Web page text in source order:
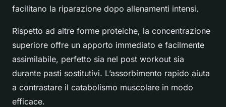
facilitano la riparazione dopo allenamenti intensi.
Rispetto ad altre forme proteiche, la concentrazione
superiore offre un apporto immediato e facilmente
assimilabile, perfetto sia nel post workout sia
durante pasti sostitutivi. L’assorbimento rapido aiuta
a contrastare il catabolismo muscolare in modo
efficace.